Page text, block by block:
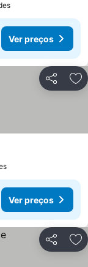
Ver preços
Partilhar
Ver preços
Partilhar